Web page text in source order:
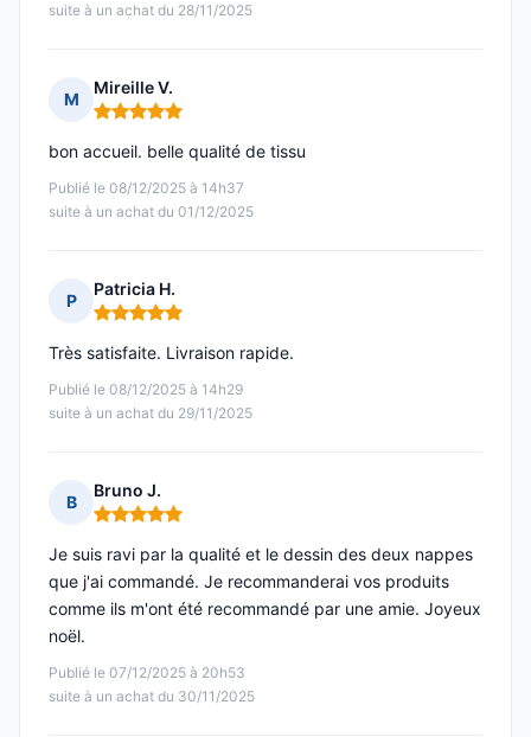
suite à un achat du 28/11/2025
M
Mireille V.
Note : 5 sur 5
Publié le 08/12/2025 à 14h37
suite à un achat du 01/12/2025
bon accueil. belle qualité de tissu
P
Patricia H.
Note : 5 sur 5
Publié le 08/12/2025 à 14h29
suite à un achat du 29/11/2025
Très satisfaite. Livraison rapide.
B
Bruno J.
Note : 5 sur 5
Publié le 07/12/2025 à 20h53
suite à un achat du 30/11/2025
Je suis ravi par la qualité et le dessin des deux nappes
que j'ai commandé. Je recommanderai vos produits
comme ils m'ont été recommandé par une amie. Joyeux
noël.